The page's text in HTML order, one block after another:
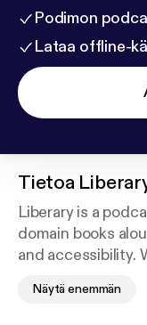
Podimon
Lataa offline-
Tietoa
Liberary is a
domain books
and accessibility.
tired of the
Näytä enemmän